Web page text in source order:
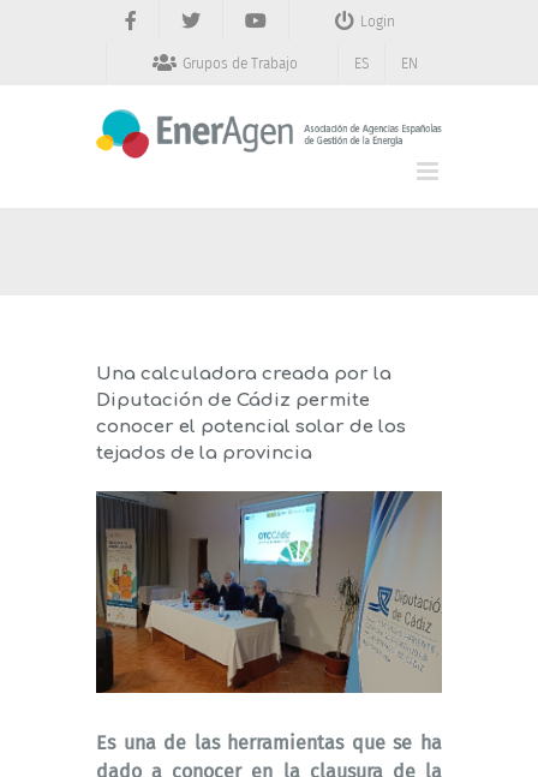
Login
Grupos de Trabajo ES EN
Una calculadora creada por la
Diputación de Cádiz permite
conocer el potencial solar de los
tejados de la provincia
Es una de las herramientas que se ha
dado a conocer en la clausura de la